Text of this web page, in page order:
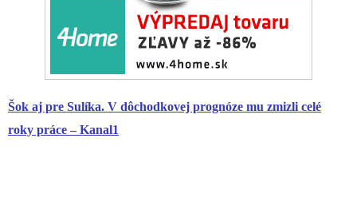
Šok aj pre Sulíka. V dôchodkovej prognóze mu zmizli celé
roky práce – Kanal1